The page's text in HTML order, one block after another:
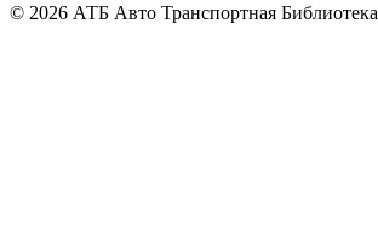
© 2026 АТБ Авто Транспортная Библиотека